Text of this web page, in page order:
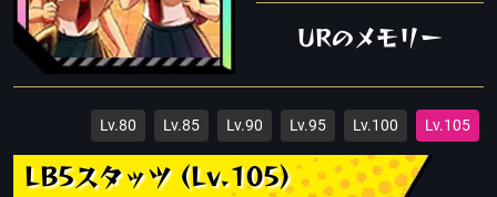
URのメモリー
Lv.80 Lv.85 Lv.90 Lv.95 Lv.100 Lv.105
LB5スタッツ (Lv.105)